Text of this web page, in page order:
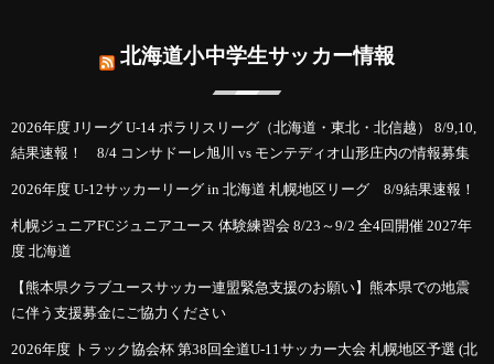
北海道小中学生サッカー情報
2026年度 Jリーグ U-14 ポラリスリーグ（北海道・東北・北信越） 8/9,10,
結果速報！ 8/4 コンサドーレ旭川 vs モンテディオ山形庄内の情報募集
2026年度 U-12サッカーリーグ in 北海道 札幌地区リーグ 8/9結果速報！
札幌ジュニアFCジュニアユース 体験練習会 8/23～9/2 全4回開催 2027年
度 北海道
【熊本県クラブユースサッカー連盟緊急支援のお願い】熊本県での地震
に伴う支援募金にご協力ください
2026年度 トラック協会杯 第38回全道U-11サッカー大会 札幌地区予選 (北